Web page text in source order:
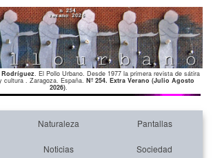
. El Pollo Urbano. Desde 1977 la primera revista de sátira
. Zaragoza. España. Nº 254. Extra Verano (Julio Agosto
2026).
Naturaleza Pantallas
Noticias Sociedad